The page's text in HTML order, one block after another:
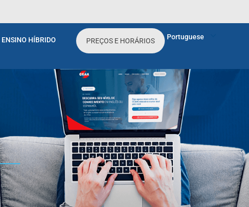
ENSINO HÍBRIDO PREÇOS E HORÁRIOS Portuguese
seguem um grau crescente de dificuldade, de
dependendo de seu nível de conhecimento.
blocos.